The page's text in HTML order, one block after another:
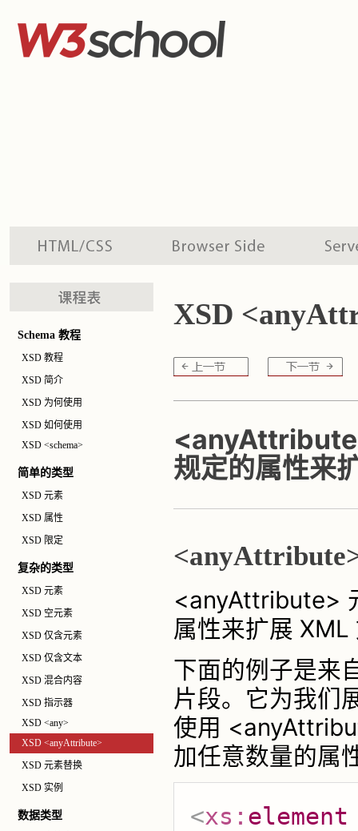
Schema 教程
XSD 教程
XSD 简介
XSD 为何使用
XSD 如何使用
XSD <schema>
简单的类型
XSD 元素
XSD 属性
XSD 限定
复杂的类型
XSD 元素
XSD 空元素
XSD 仅含元素
XSD 仅含文本
XSD 混合内容
XSD 指示器
XSD <any>
XSD <anyAttribute>
XSD 元素替换
XSD 实例
数据类型
XSD
规定的属性来
<anyAttribute>
属性来扩展 XML
下面的例子是来
片段。它为我们
使用
加任意数量的属
<xs: element